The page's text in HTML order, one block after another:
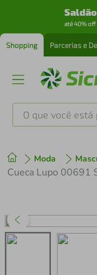
até 40% off
Shopping Parcerias e
O que você está
Moda
Cueca Lupo 00691
1 º tenis
perfume